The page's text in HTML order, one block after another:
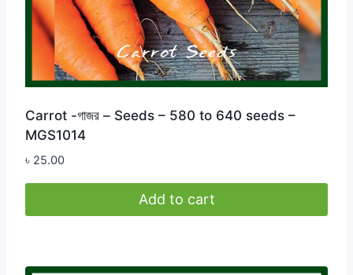
Carrot -গাজর – Seeds – 580 to 640 seeds –
MGS1014
৳ 25.00
Add to cart